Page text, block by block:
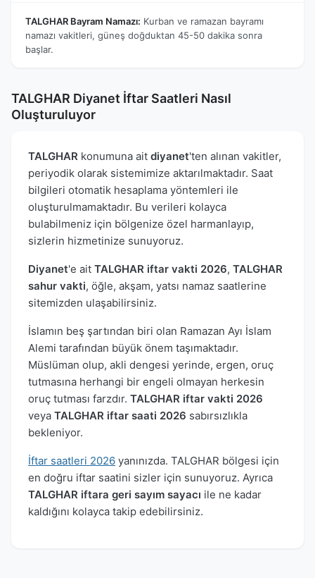
TALGHAR Bayram Namazı: Kurban ve ramazan bayramı
namazı vakitleri, güneş doğduktan 45-50 dakika sonra
başlar.
TALGHAR Diyanet İftar Saatleri Nasıl
Oluşturuluyor
TALGHAR konumuna ait diyanet'ten alınan vakitler,
periyodik olarak sistemimize aktarılmaktadır. Saat
bilgileri otomatik hesaplama yöntemleri ile
oluşturulmamaktadır. Bu verileri kolayca
bulabilmeniz için bölgenize özel harmanlayıp,
sizlerin hizmetinize sunuyoruz.
Diyanet'e ait TALGHAR iftar vakti 2026, TALGHAR
sahur vakti, öğle, akşam, yatsı namaz saatlerine
sitemizden ulaşabilirsiniz.
İslamın beş şartından biri olan Ramazan Ayı İslam
Alemi tarafından büyük önem taşımaktadır.
Müslüman olup, akli dengesi yerinde, ergen, oruç
tutmasına herhangi bir engeli olmayan herkesin
oruç tutması farzdır. TALGHAR iftar vakti 2026
veya TALGHAR iftar saati 2026 sabırsızlıkla
bekleniyor.
İftar saatleri 2026 yanınızda. TALGHAR bölgesi için
en doğru iftar saatini sizler için sunuyoruz. Ayrıca
TALGHAR iftara geri sayım sayacı ile ne kadar
kaldığını kolayca takip edebilirsiniz.